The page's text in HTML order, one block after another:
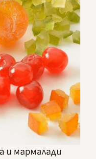
и мармалади